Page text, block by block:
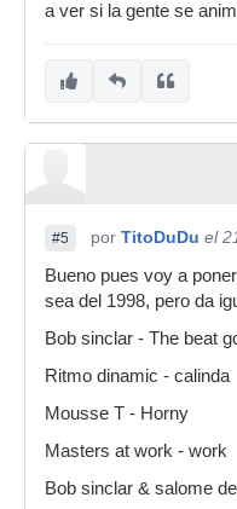
a ver si la gente se
#5 por TitoDuDu el
Bueno pues voy a
sea del 1998, pero da
Bob sinclar - The beat
Ritmo dinamic - calinda
Mousse T - Horny
Masters at work - work
Bob sinclar & salome